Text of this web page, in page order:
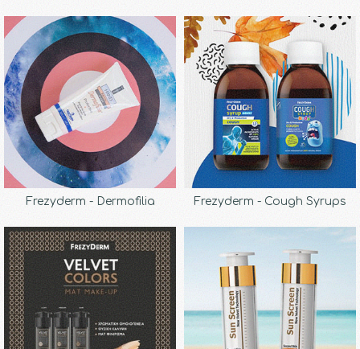
Frezyderm - Dermofilia Frezyderm - Cough Syrups